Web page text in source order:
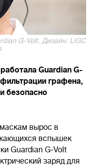
G-Volt. Дизайн: LIGC
Guardian G-
графена,
безопасно
вырос в
вспышек
Guardian G-Volt
заряд для